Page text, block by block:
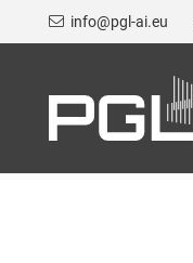
info@pgl-ai.eu